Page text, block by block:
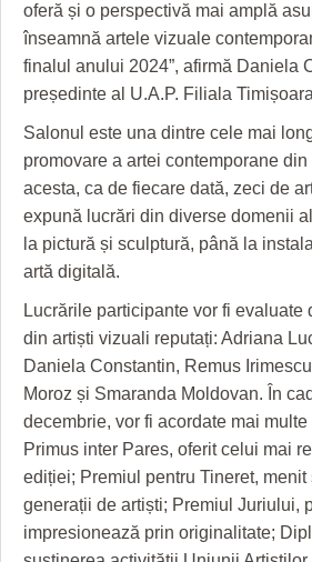
oferă și o perspectivă mai amplă
înseamnă artele vizuale
finalul anului 2024”, afirmă Daniela
președinte al U.A.P. Filiala
Salonul este una dintre cele mai
promovare a artei contemporane din
acesta, ca de fiecare dată, zeci de
expună lucrări din diverse domenii
la pictură și sculptură, până la
artă digitală.
Lucrările participante vor fi evaluate
din artiști vizuali reputați: Adriana
Daniela Constantin, Remus
Moroz și Smaranda Moldovan. În
decembrie, vor fi acordate mai multe
Primus inter Pares, oferit celui mai
ediției; Premiul pentru Tineret,
generații de artiști; Premiul Juriului,
impresionează prin originalitate;